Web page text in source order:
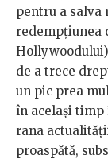
pentru a salva
redempțiunea
de a trece
un pic prea
în același timp
rana
proaspătă,